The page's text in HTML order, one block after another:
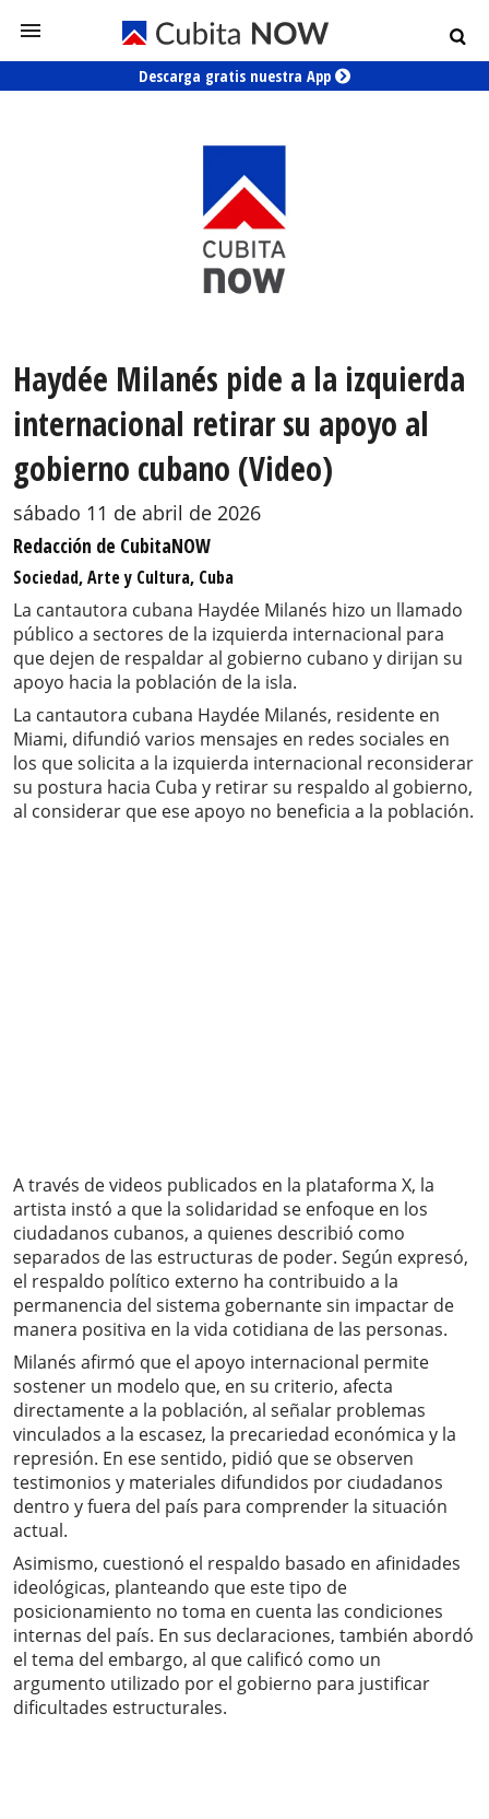
Descarga gratis nuestra App
Haydée Milanés pide a la izquierda
internacional retirar su apoyo al
gobierno cubano (Video)
sábado 11 de abril de 2026
Redacción de CubitaNOW
Sociedad, Arte y Cultura, Cuba
La cantautora cubana Haydée Milanés hizo un llamado
público a sectores de la izquierda internacional para
que dejen de respaldar al gobierno cubano y dirijan su
apoyo hacia la población de la isla.
La cantautora cubana Haydée Milanés, residente en
Miami, difundió varios mensajes en redes sociales en
los que solicita a la izquierda internacional reconsiderar
su postura hacia Cuba y retirar su respaldo al gobierno,
al considerar que ese apoyo no beneficia a la población.
A través de videos publicados en la plataforma X, la
artista instó a que la solidaridad se enfoque en los
ciudadanos cubanos, a quienes describió como
separados de las estructuras de poder. Según expresó,
el respaldo político externo ha contribuido a la
permanencia del sistema gobernante sin impactar de
manera positiva en la vida cotidiana de las personas.
Milanés afirmó que el apoyo internacional permite
sostener un modelo que, en su criterio, afecta
directamente a la población, al señalar problemas
vinculados a la escasez, la precariedad económica y la
represión. En ese sentido, pidió que se observen
testimonios y materiales difundidos por ciudadanos
dentro y fuera del país para comprender la situación
actual.
Asimismo, cuestionó el respaldo basado en afinidades
ideológicas, planteando que este tipo de
posicionamiento no toma en cuenta las condiciones
internas del país. En sus declaraciones, también abordó
el tema del embargo, al que calificó como un
argumento utilizado por el gobierno para justificar
dificultades estructurales.